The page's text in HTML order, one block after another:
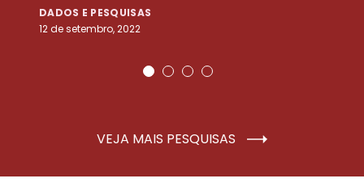
DADOS E PESQUISAS
12 de setembro, 2022
VEJA MAIS PESQUISAS